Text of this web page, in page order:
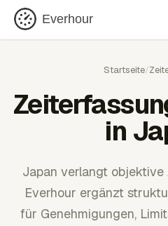
Everhour
Startseite/
in
Japan verlangt
Everhour ergänzt
für Genehmigungen,